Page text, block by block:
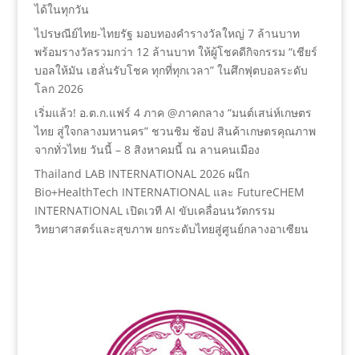
ได้ในทุกวัน
ไปรษณีย์ไทย-ไทยรัฐ มอบทองคำรางวัลใหญ่ 7 ล้านบาท
พร้อมรางวัลรวมกว่า 12 ล้านบาท ให้ผู้โชคดีกิจกรรม “เชียร์
บอลให้มัน เฮลั่นรับโชค ทุกที่ทุกเวลา” ในศึกฟุตบอลระดับ
โลก 2026
เริ่มแล้ว! อ.ต.ก.แฟร์ 4 ภาค @ภาคกลาง “มนต์เสน่ห์เกษตร
ไทย สู่ใจกลางมหานคร” ชวนชิม ช้อป สินค้าเกษตรคุณภาพ
จากทั่วไทย วันนี้ – 8 สิงหาคมนี้ ณ ลานคนเมือง
Thailand LAB INTERNATIONAL 2026 ผนึก
Bio+HealthTech INTERNATIONAL และ FutureCHEM
INTERNATIONAL เปิดเวที AI ขับเคลื่อนนวัตกรรม
วิทยาศาสตร์และสุขภาพ ยกระดับไทยสู่ศูนย์กลางอาเซียน